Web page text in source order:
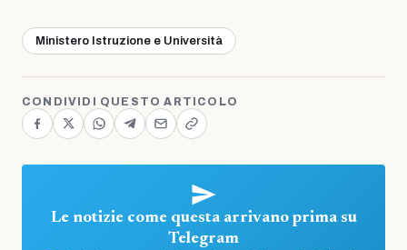
Ministero Istruzione e Università
CONDIVIDI QUESTO ARTICOLO
Le notizie come questa arrivano prima su
Telegram